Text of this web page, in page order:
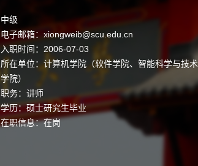
中级
电子邮箱： xiongweib@scu.edu.cn
入职时间：2006-07-03
所在单位：计算机学院（软件学院、智能科学与技术
学院）
职务：讲师
学历：硕士研究生毕业
在职信息：在岗